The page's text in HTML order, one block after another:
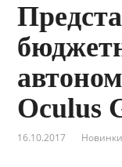
Oculus
16.10.2017 Новинки